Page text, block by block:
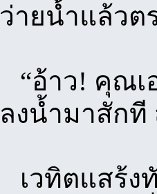
ว่ายน้ำแล้วต
“อ้าว! คุณเ
ลงน้ำมาสักที
เวทิตแสร้ง